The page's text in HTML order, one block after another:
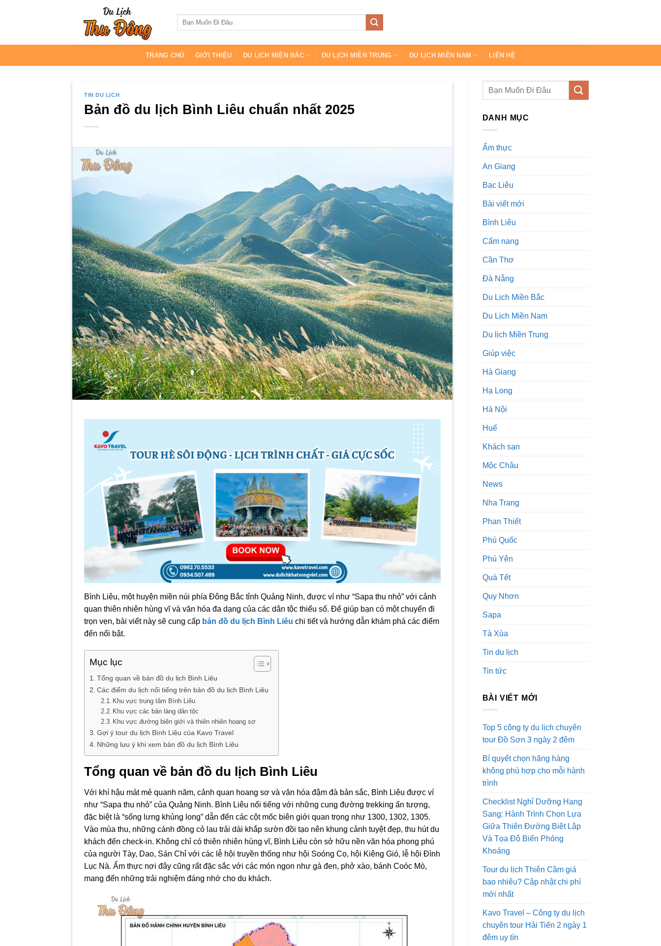
TRANG CHỦ GIỚI THIỆU DU LỊCH MIỀN BẮC DU LỊCH MIỀN TRUNG DU LỊCH MIỀN NAM LIÊN HỆ
TIN DU LỊCH
Bản đồ du lịch Bình Liêu chuẩn nhất 2025
Bình Liêu, một huyện miền núi phía Đông Bắc tỉnh Quảng Ninh, được ví như “Sapa thu nhỏ” với cảnh
quan thiên nhiên hùng vĩ và văn hóa đa dạng của các dân tộc thiểu số. Để giúp bạn có một chuyến đi
trọn vẹn, bài viết này sẽ cung cấp bản đồ du lịch Bình Liêu chi tiết và hướng dẫn khám phá các điểm
đến nổi bật.
Mục lục
Tổng quan về bản đồ du lịch Bình Liêu
Các điểm du lịch nổi tiếng trên bản đồ du lịch Bình Liêu
Khu vực trung tâm Bình Liêu
Khu vực các bản làng dân tộc
Khu vực đường biên giới và thiên nhiên hoang sơ
Gợi ý tour du lịch Bình Liêu của Kavo Travel
Những lưu ý khi xem bản đồ du lịch Bình Liêu
Tổng quan về bản đồ du lịch Bình Liêu
Với khí hậu mát mẻ quanh năm, cảnh quan hoang sơ và văn hóa đậm đà bản sắc, Bình Liêu được ví
như “Sapa thu nhỏ” của Quảng Ninh. Bình Liêu nổi tiếng với những cung đường trekking ấn tượng,
đặc biệt là “sống lưng khủng long” dẫn đến các cột mốc biên giới quan trọng như 1300, 1302, 1305.
Vào mùa thu, những cánh đồng cỏ lau trải dài khắp sườn đồi tạo nên khung cảnh tuyệt đẹp, thu hút du
khách đến check-in. Không chỉ có thiên nhiên hùng vĩ, Bình Liêu còn sở hữu nền văn hóa phong phú
của người Tày, Dao, Sán Chỉ với các lễ hội truyền thống như hội Soóng Cọ, hội Kiêng Gió, lễ hội Đình
Lục Nà. Ẩm thực nơi đây cũng rất đặc sắc với các món ngon như gà đen, phở xào, bánh Coóc Mò,
mang đến những trải nghiệm đáng nhớ cho du khách.
DANH MỤC
Ẩm thực
An Giang
Bạc Liêu
Bài viết mới
Bình Liêu
Cẩm nang
Cần Thơ
Đà Nẵng
Du Lịch Miền Bắc
Du Lịch Miền Nam
Du lịch Miền Trung
Giúp việc
Hà Giang
Hạ Long
Hà Nội
Huế
Khách sạn
Mộc Châu
News
Nha Trang
Phan Thiết
Phú Quốc
Phú Yên
Quà Tết
Quy Nhơn
Sapa
Tà Xùa
Tin du lịch
Tin tức
BÀI VIẾT MỚI
Top 5 công ty du lịch chuyên
tour Đồ Sơn 3 ngày 2 đêm
Bí quyết chọn hãng hàng
không phù hợp cho mỗi hành
trình
Checklist Nghỉ Dưỡng Hạng
Sang: Hành Trình Chọn Lựa
Giữa Thiên Đường Biệt Lập
Và Tọa Độ Biển Phóng
Khoáng
Tour du lịch Thiên Cầm giá
bao nhiêu? Cập nhật chi phí
mới nhất
Kavo Travel – Công ty du lịch
chuyên tour Hải Tiến 2 ngày 1
đêm uy tín